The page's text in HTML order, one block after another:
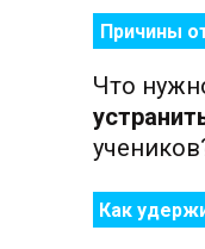
Причины
Что
Как